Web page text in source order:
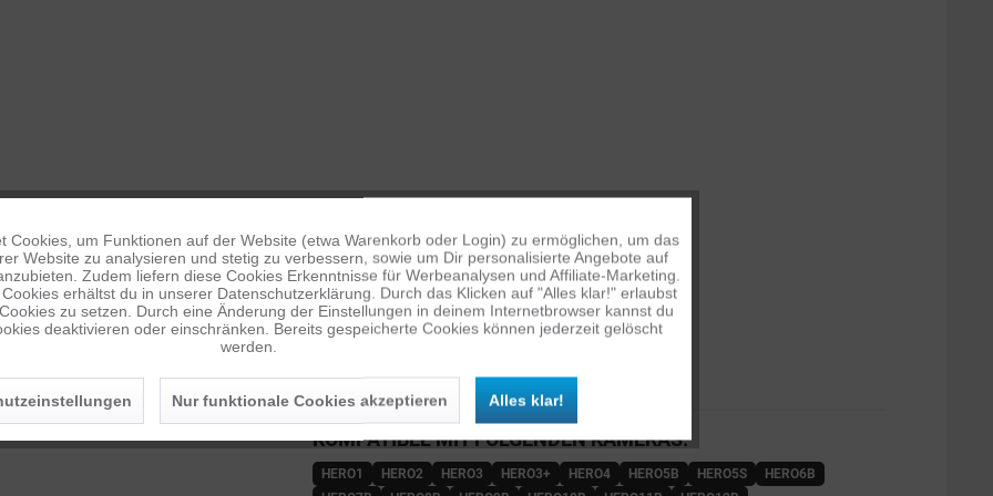
KOMPATIBEL MIT FOLGENDEN KAMERAS:
HERO1 HERO2 HERO3 HERO3+ HERO4 HERO5B HERO5S
HERO6B
Aktiv
Inaktiv
Inaktiv
Cookies, um Funktionen auf der Website (etwa Warenkorb oder Login) zu ermöglichen, um das
Website zu analysieren und stetig zu verbessern, sowie um Dir personalisierte Angebote auf
Zudem liefern diese Cookies Erkenntnisse für Werbeanalysen und Affiliate-Marketing.
erhältst du in unserer Datenschutzerklärung. Durch das Klicken auf "Alles klar!" erlaubst
zu setzen. Durch eine Änderung der Einstellungen in deinem Internetbrowser kannst du
deaktivieren oder einschränken. Bereits gespeicherte Cookies können jederzeit gelöscht
werden.
Nur funktionale Cookies akzeptieren Alles klar!